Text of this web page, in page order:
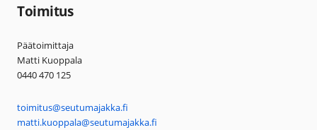
Toimitus
Päätoimittaja
Matti Kuoppala
0440 470 125
toimitus@seutumajakka.fi
matti.kuoppala@seutumajakka.fi